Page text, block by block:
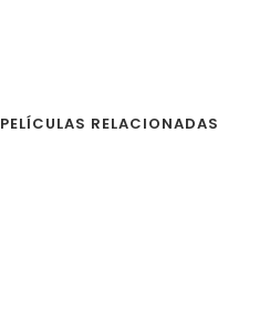
PELÍCULAS RELACIONADAS